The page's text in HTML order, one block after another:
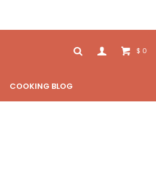
COOKING BLOG
$ 0